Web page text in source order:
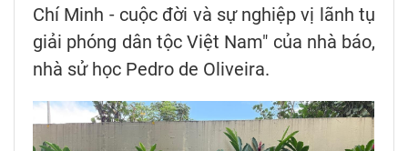
Chí Minh - cuộc đời và sự nghiệp vị lãnh tụ
giải phóng dân tộc Việt Nam" của nhà báo,
nhà sử học Pedro de Oliveira.